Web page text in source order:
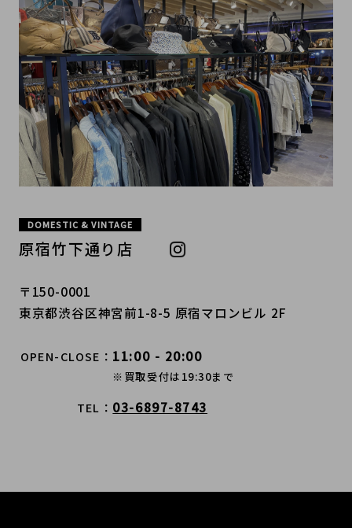
DOMESTIC & VINTAGE
原宿竹下通り店
〒150-0001
東京都渋谷区神宮前1-8-5 原宿マロンビル 2F
OPEN-CLOSE 11:00 - 20:00
※買取受付は19:30まで
TEL 03-6897-8743